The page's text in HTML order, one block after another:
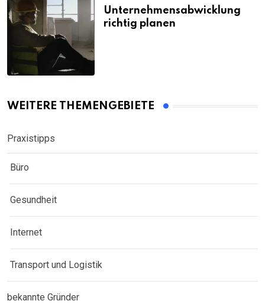
Unternehmensabwicklung
richtig planen
WEITERE THEMENGEBIETE
Praxistipps
Büro
Gesundheit
Internet
Transport und Logistik
bekannte Gründer